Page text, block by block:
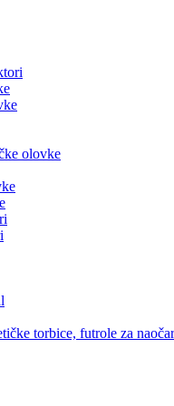
olovke
torbice, futrole za